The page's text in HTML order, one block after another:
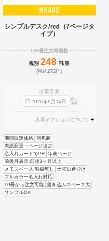
NS402
シンプルデスク/red（7ページタ
イプ）
100冊注文時価格
税別 248 円/冊
(税込272円)
出荷目安
2026年9 月 14日
迄に
出荷
出荷オプションについて
期間限定価格 個包装
表紙変更・ページ追加
名入れカードでPR 年表ページ
前後月表示:前後3ヶ月以上
メモスペース:罫線無し
土曜日色分け
フルカラー名入れ対応
10冊から注文可能 書き込みスペース大
サンプルOK